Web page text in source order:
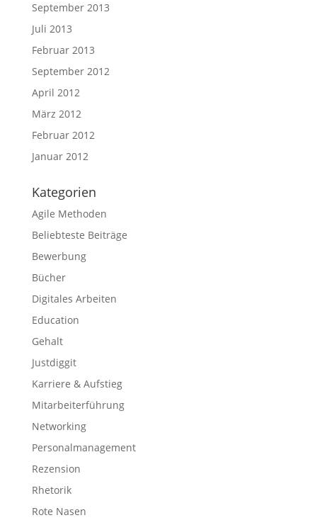
September 2013
Juli 2013
Februar 2013
September 2012
April 2012
März 2012
Februar 2012
Januar 2012
Kategorien
Agile Methoden
Beliebteste Beiträge
Bewerbung
Bücher
Digitales Arbeiten
Education
Gehalt
Justdiggit
Karriere & Aufstieg
Mitarbeiterführung
Networking
Personalmanagement
Rezension
Rhetorik
Rote Nasen